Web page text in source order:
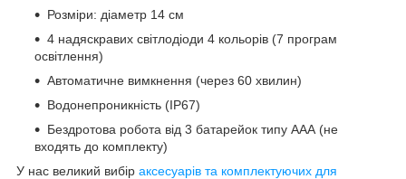
Розміри: діаметр 14 см
4 надяскравих світлодіоди 4 кольорів (7 програм
освітлення)
Автоматичне вимкнення (через 60 хвилин)
Водонепроникність (IP67)
Бездротова робота від 3 батарейок типу ААА (не
входять до комплекту)
У нас великий вибір аксесуарів та комплектуючих для